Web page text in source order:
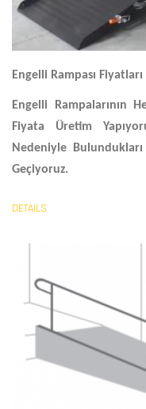
Engelli Rampası Fiyatları
Engelli Rampalarının
Fiyata Üretim
Nedeniyle
Geçiyoruz.
DETAILS